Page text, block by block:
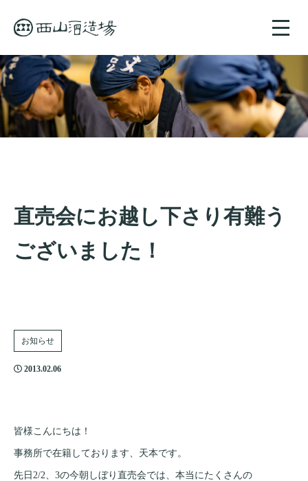
toggle
直売会にお越し下さり有難う
ございました！
お知らせ
2013.02.06
皆様こんにちは！
事務所で在籍しております、天本です。
先日2/2、3の今朝しぼり直売会では、本当にたくさんの